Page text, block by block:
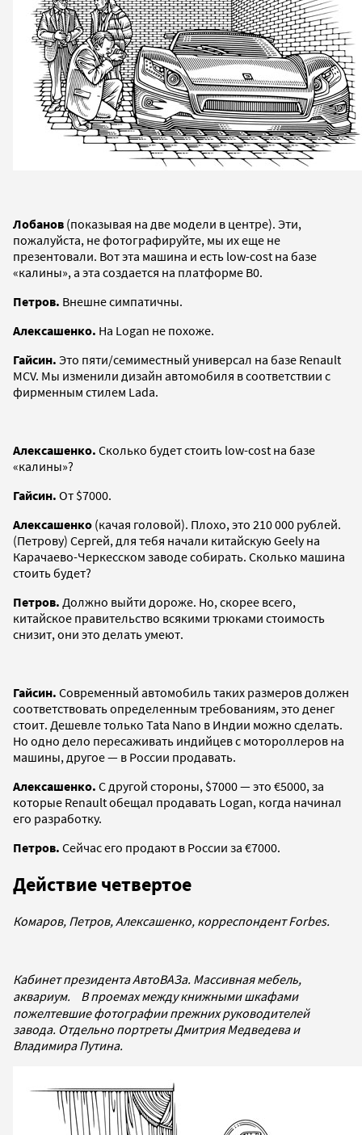
Лобанов (показывая на две модели в центре). Эти,
пожалуйста, не фотографируйте, мы их еще не
презентовали. Вот эта машина и есть low-cost на базе
«калины», а эта создается на платформе B0.
Петров. Внешне симпатичны.
Алексашенко. На Logan не похоже.
Гайсин. Это пяти/семиместный универсал на базе Renault
MCV. Мы изменили дизайн автомобиля в соответствии с
фирменным стилем Lada.
Алексашенко. Сколько будет стоить low-cost на базе
«калины»?
Гайсин. От $7000.
Алексашенко (качая головой). Плохо, это 210 000 рублей.
(Петрову) Сергей, для тебя начали китайскую Geely на
Карачаево-Черкесском заводе собирать. Сколько машина
стоить будет?
Петров. Должно выйти дороже. Но, скорее всего,
китайское правительство всякими трюками стоимость
снизит, они это делать умеют.
Гайсин. Современный автомобиль таких размеров должен
соответствовать определенным требованиям, это денег
стоит. Дешевле только Tata Nano в Индии можно сделать.
Но одно дело пересаживать индийцев с мотороллеров на
машины, другое — в России продавать.
Алексашенко. С другой стороны, $7000 — это €5000, за
которые Renault обещал продавать Logan, когда начинал
его разработку.
Петров. Сейчас его продают в России за €7000.
Действие четвертое
Комаров, Петров, Алексашенко, корреспондент Forbes.
Кабинет президента АвтоВАЗа. Массивная мебель,
аквариум. В проемах между книжными шкафами
пожелтевшие фотографии прежних руководителей
завода. Отдельно портреты Дмитрия Медведева и
Владимира Путина.